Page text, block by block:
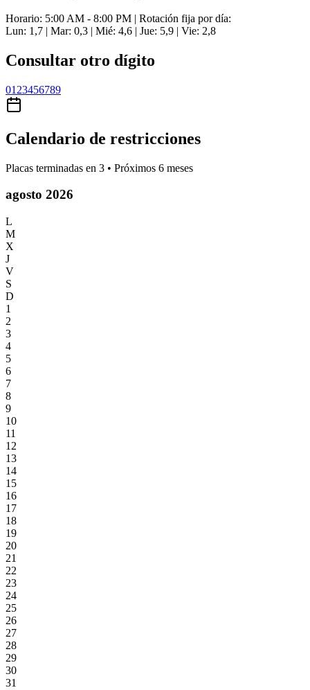
Horario: 5:00 AM - 8:00 PM | Rotación fija por día:
Lun: 1,7 | Mar: 0,3 | Mié: 4,6 | Jue: 5,9 | Vie: 2,8
Consultar otro dígito
01 23456789
Calendario de restricciones
Placas terminadas en 3 • Próximos 6 meses
agosto 2026
L
M
X
J
V
S
D
1
2
3
4
5
6
7
8
9
10
11
12
13
14
15
16
17
18
19
20
21
22
23
24
25
26
27
28
29
30
31